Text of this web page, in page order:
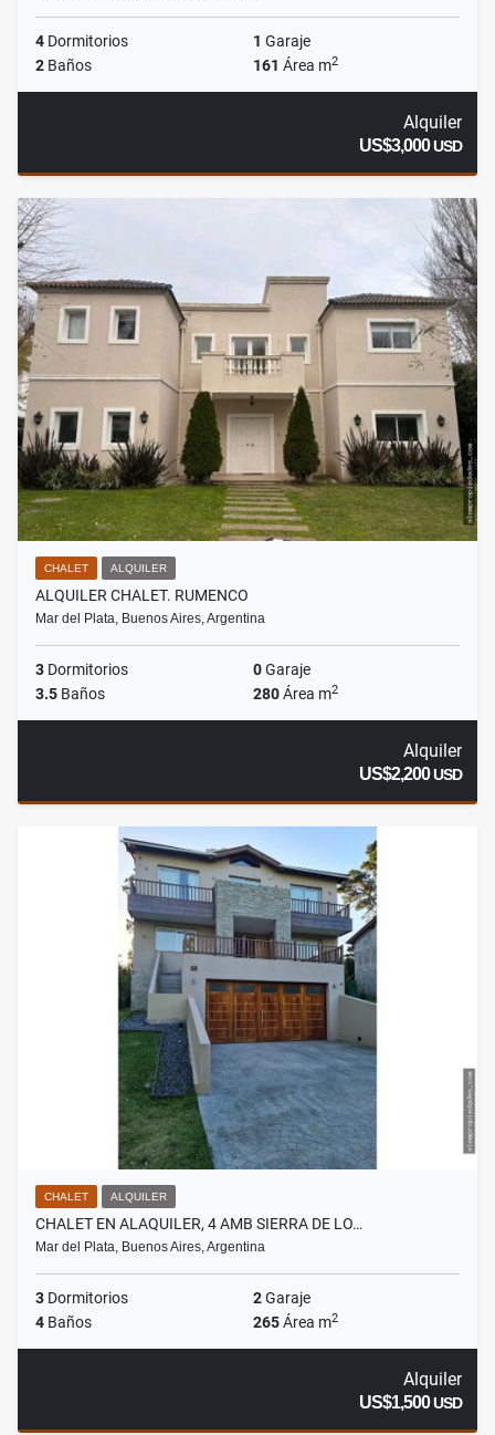
4 Dormitorios 1 Garaje
2 Baños 161 Área m2
Alquiler
US$3,000USD
CHALET ALQUILER
ALQUILER CHALET. RUMENCO
Mar del Plata, Buenos Aires, Argentina
3 Dormitorios 0Garaje
3.5 Baños 280Área m2
Alquiler
US$2,200USD
CHALET ALQUILER
CHALET EN ALAQUILER, 4 AMB SIERRA DE LO…
Mar del Plata, Buenos Aires, Argentina
3 Dormitorios 2Garaje
4 Baños 265Área m2
Alquiler
US$1,500USD